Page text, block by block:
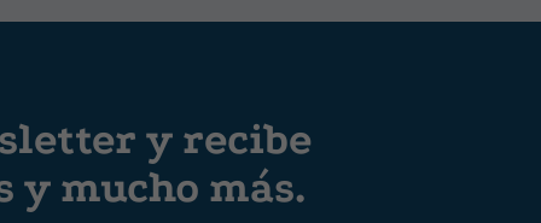
y recibe
y mucho más.